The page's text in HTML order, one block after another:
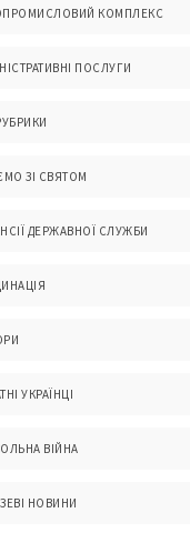
КОМПЛЕКС
ПОСЛУГИ
ЗІ СВЯТОМ
ДЕРЖАВНОЇ СЛУЖБИ
УКРАЇНЦІ
ВІЙНА
НОВИНИ